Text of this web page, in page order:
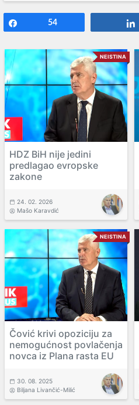
54
NEISTINA
HDZ BiH nije jedini
predlagao evropske
zakone
24. 02. 2026
Mašo Karavdić
NEISTINA
Čović krivi opoziciju za
nemogućnost povlačenja
novca iz Plana rasta EU
30. 08. 2025
Biljana Livančić-Milić